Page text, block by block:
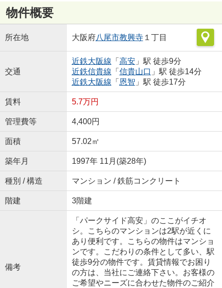
物件概要
所在地 大阪府八尾市教興寺１丁目
交通
近鉄大阪線 「 高安」駅 徒歩9分
近鉄信貴線 「 信貴山口 」駅 徒歩14分
近鉄大阪線 「 恩智 」駅 徒歩17分
賃料 5.7万円
管理費等 4,400円
面積 57.02㎡
築年月 1997年 11月(築28年)
種別 / 構造 マンション / 鉄筋コンクリート
階建 3階建
備考
「パークサイド高安」のここがイチオ
シ。こちらのマンションは2駅が近くに
あり便利です。こちらの物件はマンショ
ンです。こだわりの条件として多い、駅
徒歩9分の物件です。賃貸情報でお困り
の方は、当社にご連絡下さい。お客様の
ご希望やニーズに合わせた物件のご紹介